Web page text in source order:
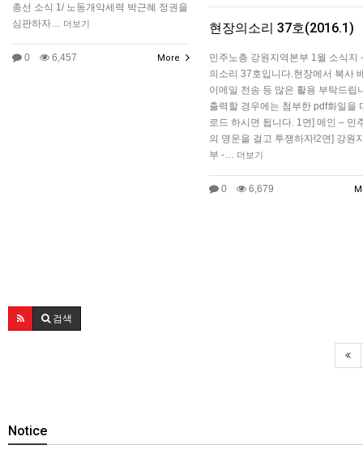
총선 소식 1/ 노동개악세력 박근혜 정권을
심판하자… 더보기
0 6,457 More
현장의소리 37호(2016.1)
민주노총 강원지역본부 1월 소식지
의소리 37호입니다.현장에서 복사
이메일 전송 등 많은 활용 부탁드립
출력할 경우에는 첨부한 pdf화일을
로드 하시면 됩니다. 1면] 메인 – 민
의 명운을 걸고 투쟁하자!2면] 강원
부 -…
더보기
0 6,679
검색
Notice